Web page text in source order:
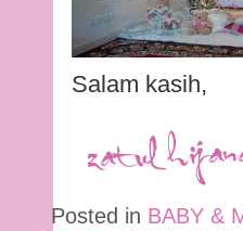
Salam kasih,
Posted in BABY &